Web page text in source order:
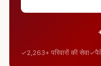
2,263+ परिवारों की सेवा